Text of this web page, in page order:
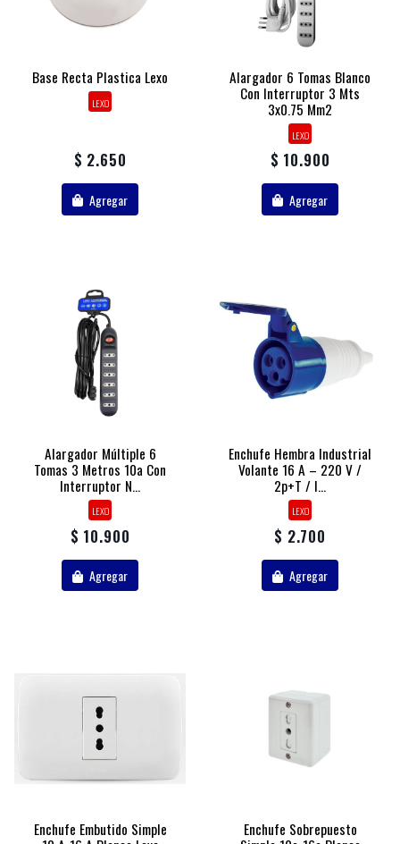
Base Recta Plastica Lexo
LEXO
$ 2.650
Agregar
Alargador 6 Tomas Blanco
Con Interruptor 3 Mts
3x0.75 Mm2
LEXO
$ 10.900
Agregar
Alargador Múltiple 6
Tomas 3 Metros 10a Con
Interruptor N...
LEXO
$ 10.900
Agregar
Enchufe Hembra Industrial
Volante 16 A – 220 V /
2p+t / I...
LEXO
$ 2.700
Agregar
Enchufe Embutido Simple
Enchufe Sobrepuesto